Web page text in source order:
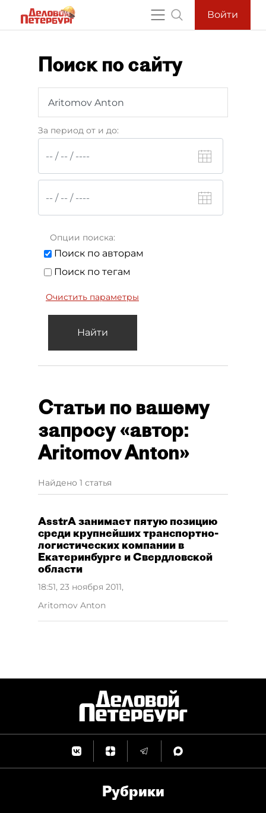
Войти
Поиск по сайту
За период от и до:
Опции поиска:
Поиск по авторам
Поиск по тегам
Найти
Очистить параметры
Статьи по вашему
запросу «автор:
Aritomov Anton»
Найдено 1 статья
AsstrA занимает пятую позицию
среди крупнейших транспортно-
логистических компании в
Екатеринбурге и Свердловской
области
18:51, 23 ноября 2011,
Aritomov Anton
Рубрики